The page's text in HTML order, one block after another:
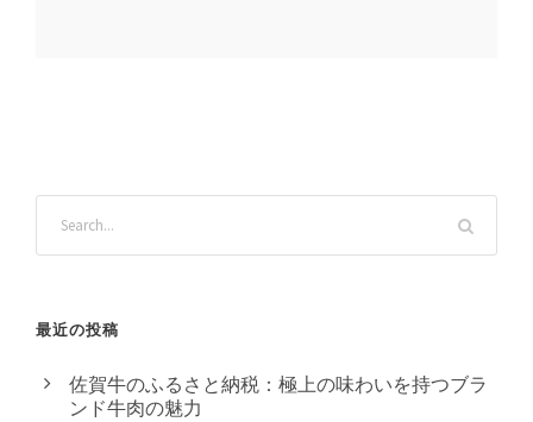
最近の投稿
佐賀牛のふるさと納税：極上の味わいを持つブラ
ンド牛肉の魅力